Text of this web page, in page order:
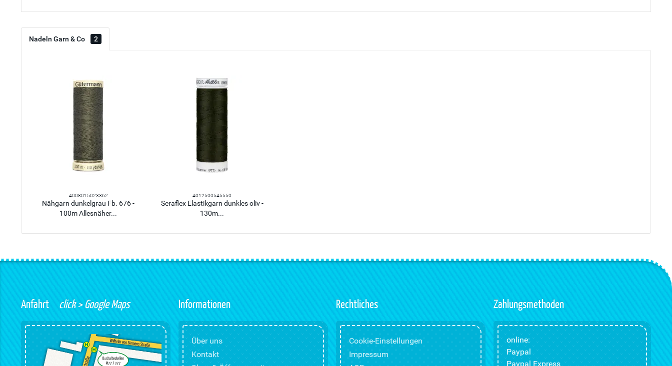
Nadeln Garn & Co 2
4008015023362
Nähgarn dunkelgrau Fb. 676 -
100m Allesnäher...
4012500545550
Seraflex Elastikgarn dunkles oliv -
130m...
Anfahrt click > Google Maps Informationen
Über uns
Kontakt
Rechtliches
Cookie-Einstellungen
Impressum
Zahlungsmethoden
online:
Paypal
Paypal Express